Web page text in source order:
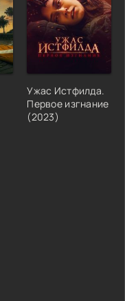
Ужас Истфилда.
Первое изгнание
(2023)